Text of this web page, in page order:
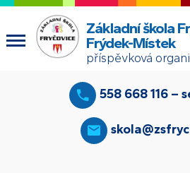
Základní škola
Frýdek-Místek
příspěvková
558 668 116 –